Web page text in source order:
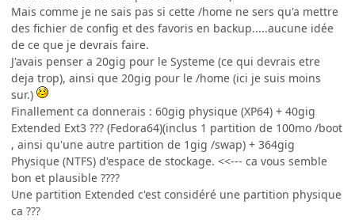
Mais comme je ne sais pas si cette /home ne sers qu'a mettre
des fichier de config et des favoris en backup.....aucune idée
de ce que je devrais faire.
J'avais penser a 20gig pour le Systeme (ce qui devrais etre
deja trop), ainsi que 20gig pour le /home (ici je suis moins
sur.)
Finallement ca donnerais : 60gig physique (XP64) + 40gig
Extended Ext3 ??? (Fedora64)(inclus 1 partition de 100mo /boot
, ainsi qu'une autre partition de 1gig /swap) + 364gig
Physique (NTFS) d'espace de stockage. <<--- ca vous semble
bon et plausible ????
Une partition Extended c'est considéré une partition physique
ca ???